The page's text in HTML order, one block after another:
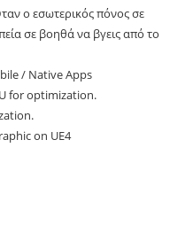
ο εσωτερικός πόνος σε
σε βοηθά να βγεις από το
/ Native Apps
for optimization.
on UE4